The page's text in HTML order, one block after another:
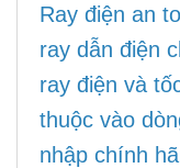
Ray điện an
ray dẫn điện
ray điện và
thuộc vào
nhập chính